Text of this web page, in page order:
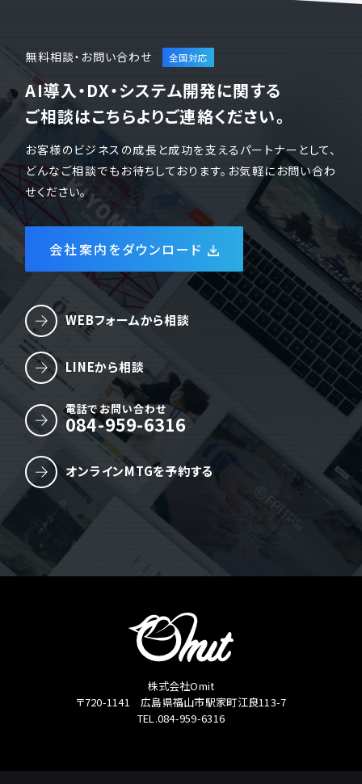
無料相談・お問い合わせ
AI導入・DX・システム開発に関する
ご相談はこちらよりご連絡ください。
お客様のビジネスの成長と成功を支えるパートナーとして、
どんなご相談でもお待ちしております。お気軽にお問い合わ
せください。
会社案内をダウンロード
WEBフォームから相談
LINEから相談
電話でお問い合わせ
084-959-6316
オンラインMTGを予約する
株式会社Omit
〒720-1141 広島県福山市駅家町江良113-7
TEL.084-959-6316